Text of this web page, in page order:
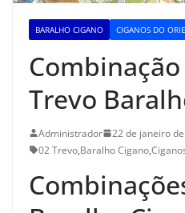
BARALHO CIGANO CIGANOS DO
Trevo
Administrador
22 de janeiro
02 Trevo,Baralho Cigano,